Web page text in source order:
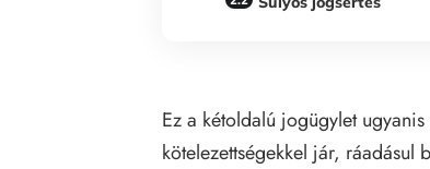
Ez a kétoldalú jogügylet
kötelezettségekkel jár, ráadásul